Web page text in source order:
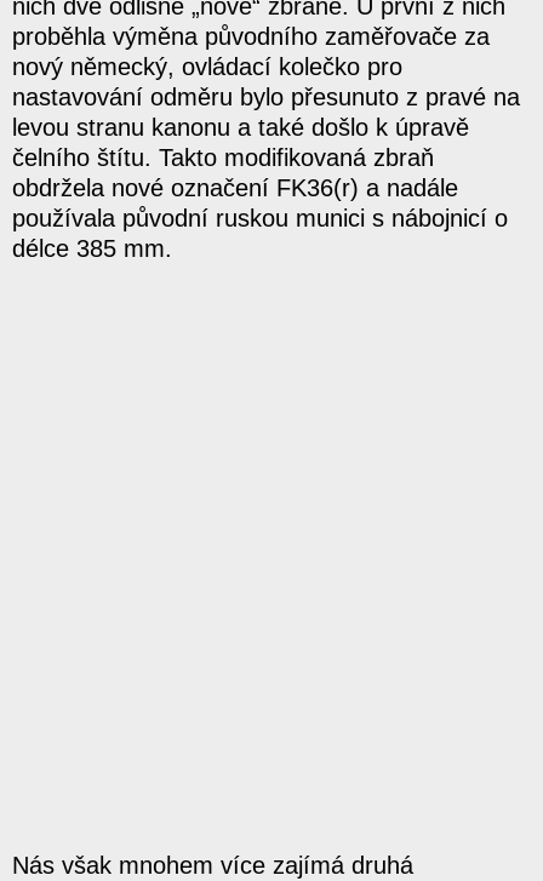
nich dvě odlišné „nové“ zbraně. U první z nich
proběhla výměna původního zaměřovače za
nový německý, ovládací kolečko pro
nastavování odměru bylo přesunuto z pravé na
levou stranu kanonu a také došlo k úpravě
čelního štítu. Takto modifikovaná zbraň
obdržela nové označení FK36(r) a nadále
používala původní ruskou munici s nábojnicí o
délce 385 mm.
Nás však mnohem více zajímá druhá